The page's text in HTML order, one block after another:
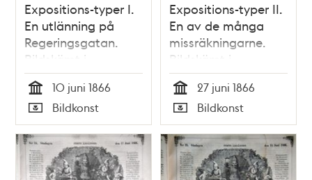
Expositions-typer I.
En utlänning på
Regeringsgatan.
Bildskämt i
Söndags-Nisse –
Illustreradt
Veckoblad för
Skämt, Humor och
Satir, nr 23, den 10
juni 1866
Tid
10 juni 1866
Typ
Bildkonst
Expositions-typer II.
En av de många
missräkningarne.
Bildskämt i
Söndags-Nisse –
Illustreradt
Veckoblad för
Skämt, Humor och
Satir, nr 26, den 27
juni 1866
Tid
27 juni 1866
Typ
Bildkonst